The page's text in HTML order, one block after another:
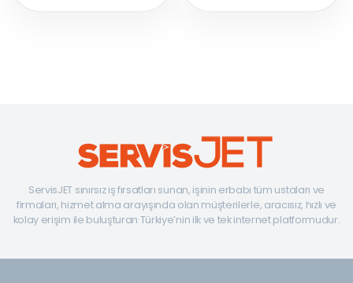
ServisJET sınırsız iş fırsatları sunan, işinin erbabı tüm ustaları ve
firmaları, hizmet alma arayışında olan müşterilerle, aracısız, hızlı ve
kolay erişim ile buluşturan Türkiye’nin ilk ve tek internet platformudur.